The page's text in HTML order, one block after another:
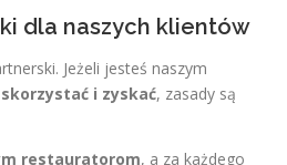
dla naszych klientów
Jeżeli jesteś naszym
i zyskać, zasady są
restauratorom, a za każdego